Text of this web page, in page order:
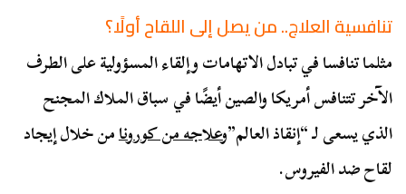
تنافسية العلاج.. من يصل إلى اللقاح أولًا؟
مثلما تنافسا في تبادل الاتهامات وإلقاء المسؤولية على الطرف
الآخر تتنافس أمريكا والصين أيضًا في سباق الملاك المجنح
الذي يسعى لـ “إنقاذ العالم”وعلاجه من كورونامن خلال إيجاد
لقاح ضد الفيروس.